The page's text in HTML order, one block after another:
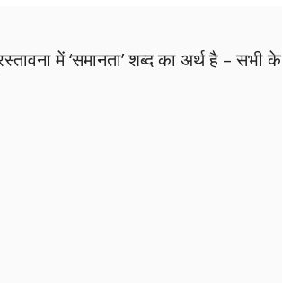
में ‘समानता’ शब्द का अर्थ है – सभी के